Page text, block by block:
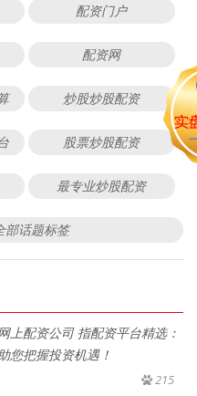
配资门户
配资网
炒股炒股配资
股票炒股配资
最专业炒股配资
部话题标签
上配资公司 指配资平台精选：
您把握投资机遇！
215